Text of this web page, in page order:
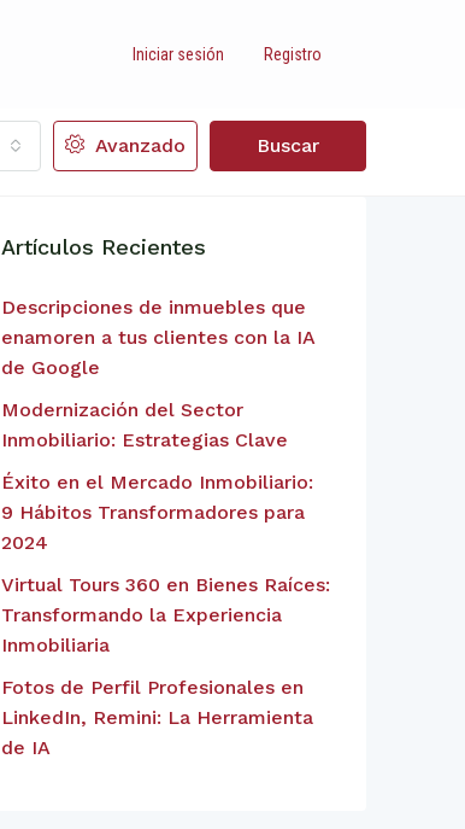
Iniciar sesión Registro
Avanzado Buscar
Artículos Recientes
Descripciones de inmuebles que
enamoren a tus clientes con la IA
de Google
Modernización del Sector
Inmobiliario: Estrategias Clave
Éxito en el Mercado Inmobiliario:
9 Hábitos Transformadores para
2024
Virtual Tours 360 en Bienes Raíces:
Transformando la Experiencia
Inmobiliaria
Fotos de Perfil Profesionales en
LinkedIn, Remini: La Herramienta
de IA